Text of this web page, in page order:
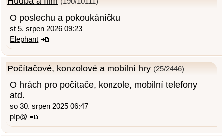
(190/10111)
O poslechu a pokoukáníčku
st 5. srpen 2026 09:23
Elephant
Počítačové, konzolové a mobilní hry (25/2446)
O hrách pro počítače, konzole, mobilní telefony
atd.
so 30. srpen 2025 06:47
p!p@